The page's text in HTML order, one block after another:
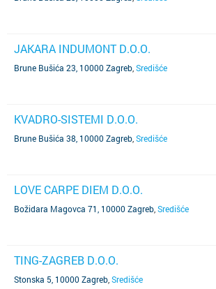
JAKARA INDUMONT D.O.O.
Brune Bušića 23, 10000 Zagreb Središće
KVADRO-SISTEMI D.O.O.
Brune Bušića 38, 10000 Zagreb Središće
LOVE CARPE DIEM D.O.O.
Božidara Magovca 71, 10000 Zagreb Središće
TING-ZAGREB D.O.O.
Stonska 5, 10000 Zagreb Središće